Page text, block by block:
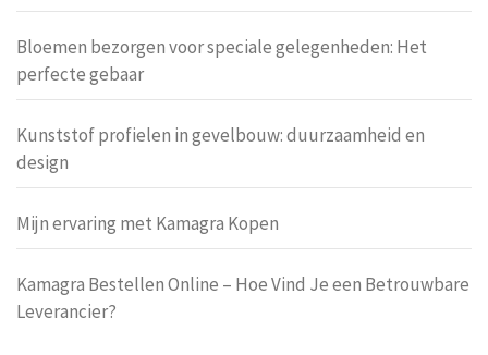
Bloemen bezorgen voor speciale gelegenheden: Het
perfecte gebaar
Kunststof profielen in gevelbouw: duurzaamheid en
design
Mijn ervaring met Kamagra Kopen
Kamagra Bestellen Online – Hoe Vind Je een Betrouwbare
Leverancier?